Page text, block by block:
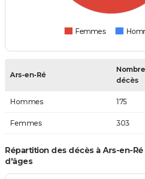
Femmes
Ars-en-Ré
décès
Hommes 175
Femmes 303
Répartition des décès à Ars-en-
d'âges